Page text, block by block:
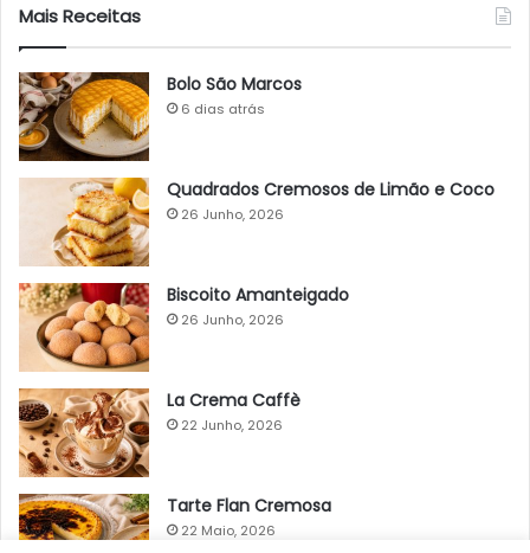
Mais Receitas
Bolo São Marcos
6 dias atrás
Quadrados Cremosos de Limão e Coco
26 Junho, 2026
Biscoito Amanteigado
26 Junho, 2026
La Crema Caffè
22 Junho, 2026
Tarte Flan Cremosa
22 Maio, 2026